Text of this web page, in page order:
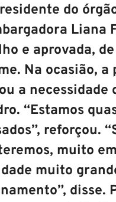
do
Liana
e aprovada,
Na ocasião, a
a necessidade
“Estamos
reforçou.
muito
muito
disse.